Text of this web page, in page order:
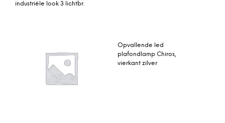
industriële look 3 lichtbr.
Opvallende led